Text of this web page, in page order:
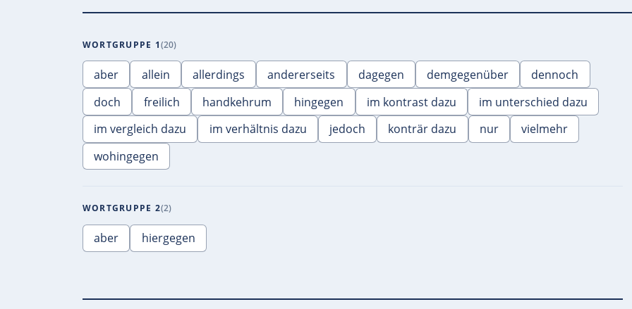
WORTGRUPPE 1 20
aber allein allerdings andererseits dagegen demgegenüber
dennoch
doch
freilich handkehrum hingegen im kontrast dazu
im unterschied dazu
im vergleich dazu
im verhältnis dazu jedoch konträr dazu nur
vielmehr
wohingegen
WORTGRUPPE 2 2
aber hiergegen